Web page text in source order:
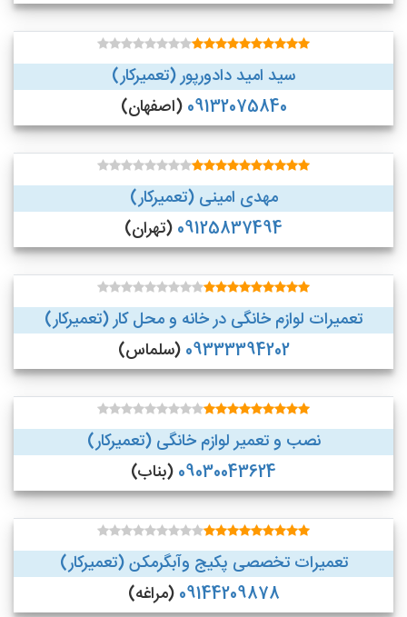
سید امید دادورپور (تعمیرکار)
09132075840(اصفهان)
مهدی امینی (تعمیرکار)
09125837494(تهران)
تعمیرات لوازم خانگی در خانه و محل کار (تعمیرکار)
09333394202(سلماس)
نصب و تعمیر لوازم خانگی (تعمیرکار)
09030043624(بناب)
تعمیرات تخصصی پکیج وآبگرمکن (تعمیرکار)
09144209878(مراغه)